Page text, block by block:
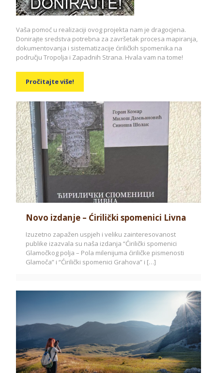
Vaša pomoć u realizaciji ovog projekta nam je dragocjena.
Donirajte sredstva potrebna za završetak procesa mapiranja,
dokumentovanja i sistematizacije ćiriličkih spomenika na
području Tropolja i Zapadnih Strana. Hvala vam na tome!
Pročitajte više!
Novo izdanje – Ćirilički spomenici Livna
Izuzetno zapažen uspjeh i veliku zainteresovanost
publike izazvala su naša izdanja “Ćirilički spomenici
Glamočkog polja – Pola milenijuma ćiriličke pismenosti
Glamoča” i “Ćirilički spomenici Grahova” i […]